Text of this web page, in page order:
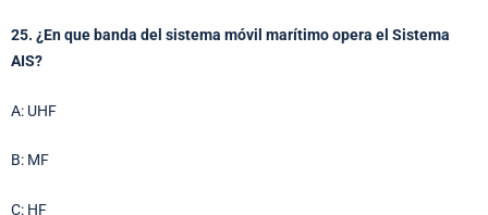
25. ¿En que banda del sistema móvil marítimo opera el Sistema
AIS?
A: UHF
B: MF
C: HF